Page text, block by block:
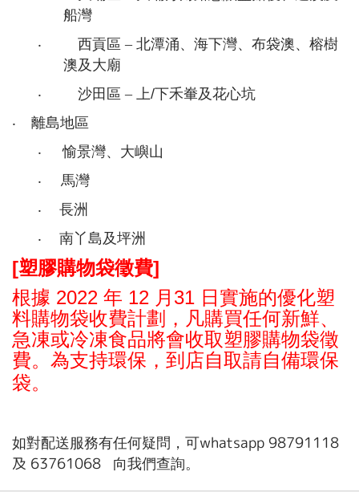
船灣
‧
西貢區 – 北潭涌、海下灣、布袋澳、榕樹
澳及大廟
‧
沙田區 – 上/下禾輋及花心坑
‧
離島地區
‧
愉景灣、大嶼山
‧
馬灣
‧
長洲
‧
南丫島及坪洲
[塑膠購物袋徵費]
根據 2022 年 12 月 31 日實施的優化塑
料購物袋收費計劃，凡購買任何新鮮、
急凍或冷凍食品將會收取塑膠購物袋徵
費。為支持環保，到店自取請自備環保
袋。
如對配送服務有任何疑問，可whatsapp 98791118
及 63761068
向我們查詢。